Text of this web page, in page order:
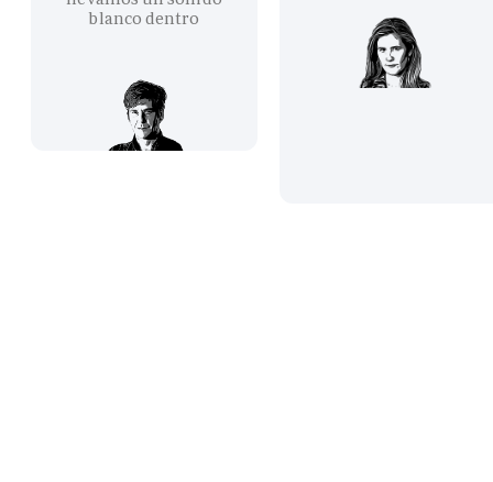
blanco dentro